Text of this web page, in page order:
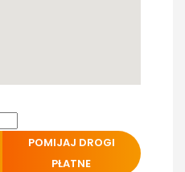
POMIJAJ DROGI
PŁATNE